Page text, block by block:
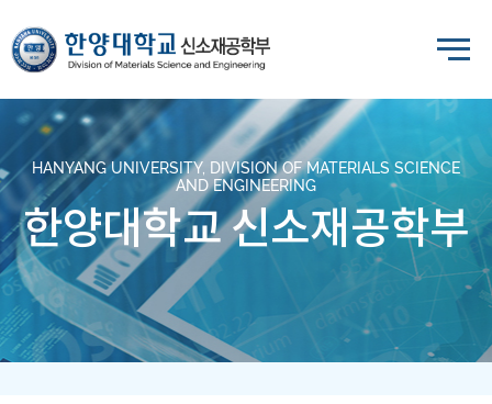
HANYANG UNIVERSITY, DIVISION OF MATERIALS SCIENCE
AND ENGINEERING
한양대학교 신소재공학부